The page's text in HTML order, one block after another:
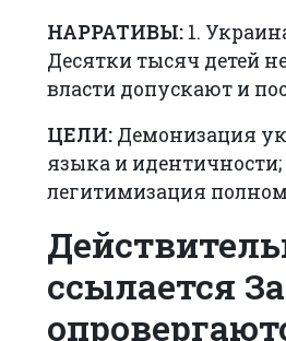
НАРРАТИВЫ: 1.
Десятки тысяч детей
власти допускают и
ЦЕЛИ: Демонизация
языка и
легитимизация
ссылается